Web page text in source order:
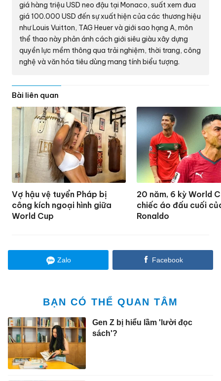
giá hàng triệu USD neo đậu tại Monaco, suất xem đua
giá 100.000 USD đến sự xuất hiện của các thương hiệu
như Louis Vuitton, TAG Heuer và giới sao hạng A, môn
thể thao này phản ánh cách giới siêu giàu xây dựng
quyền lực mềm thông qua trải nghiệm, thời trang, công
nghệ và văn hóa tiêu dùng mang tính biểu tượng.
Bài liên quan
Vợ hậu vệ tuyển Pháp bị
công kích ngoại hình giữa
World Cup
20 năm, 6 kỳ World
chiếc áo đấu cuối
Ronaldo
Zalo Facebook
BẠN CÓ THỂ QUAN TÂM
Gen Z bị hiểu lầm 'lười đọc
sách'?